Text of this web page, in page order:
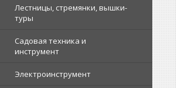
Лестницы, стремянки, вышки-
туры
Садовая техника и
инструмент
Электроинструмент